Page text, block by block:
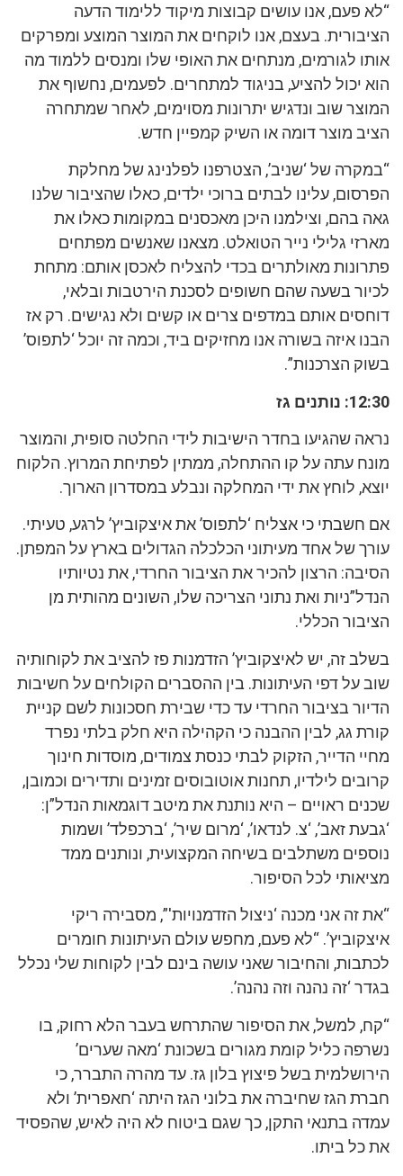
“לא פעם, אנו עושים קבוצות מיקוד ללימוד הדעה
הציבורית. בעצם, אנו לוקחים את המוצר המוצע ומפרקים
אותו לגורמים, מנתחים את האופי שלו ומנסים ללמוד מה
הוא יכול להציע, בניגוד למתחרים. לפעמים, נחשוף את
המוצר שוב ונדגיש יתרונות מסוימים, לאחר שמתחרה
הציב מוצר דומה או השיק קמפיין חדש.
“במקרה של ‘שניב’, הצטרפנו לפלנינג של מחלקת
הפרסום, עלינו לבתים ברוכי ילדים, כאלו שהציבור שלנו
גאה בהם, וצילמנו היכן מאכסנים במקומות כאלו את
מארזי גלילי נייר הטואלט. מצאנו שאנשים מפתחים
פתרונות מאולתרים בכדי להצליח לאכסן אותם: מתחת
לכיור בשעה שהם חשופים לסכנת הירטבות ובלאי,
דוחסים אותם במדפים צרים או קשים ולא נגישים. רק אז
הבנו איזה בשורה אנו מחזיקים ביד, וכמה זה יוכל ‘לתפוס’
בשוק הצרכנות”.
12:30: נותנים גז
נראה שהגיעו בחדר הישיבות לידי החלטה סופית, והמוצר
מונח עתה על קו ההתחלה, ממתין לפתיחת המרוץ. הלקוח
יוצא, לוחץ את ידי המחלקה ונבלע במסדרון הארוך.
אם חשבתי כי אצליח ‘לתפוס’ את איצקוביץ’ לרגע, טעיתי.
עורך של אחד מעיתוני הכלכלה הגדולים בארץ על המפתן.
הסיבה: הרצון להכיר את הציבור החרדי, את נטיותיו
הנדל”ניות ואת נתוני הצריכה שלו, השונים מהותית מן
הציבור הכללי.
בשלב זה, יש לאיצקוביץ’ הזדמנות פז להציב את לקוחותיה
שוב על דפי העיתונות. בין ההסברים הקולחים על חשיבות
הדיור בציבור החרדי עד כדי שבירת חסכונות לשם קניית
קורת גג, לבין ההבנה כי הקהילה היא חלק בלתי נפרד
מחיי הדייר, הזקוק לבתי כנסת צמודים, מוסדות חינוך
קרובים לילדיו, תחנות אוטובוסים זמינים ותדירים וכמובן,
שכנים ראויים – היא נותנת את מיטב דוגמאות הנדל”ן:
‘גבעת זאב’, ‘צ. לנדאו’, ‘מרום שיר’, ‘ברכפלד’ ושמות
נוספים משתלבים בשיחה המקצועית, ונותנים ממד
מציאותי לכל הסיפור.
“את זה אני מכנה ‘ניצול הזדמנויות'”, מסבירה ריקי
איצקוביץ’. “לא פעם, מחפש עולם העיתונות חומרים
לכתבות, והחיבור שאני עושה בינם לבין לקוחות שלי נכלל
בגדר ‘זה נהנה וזה נהנה’.
“קח, למשל, את הסיפור שהתרחש בעבר הלא רחוק, בו
נשרפה כליל קומת מגורים בשכונת ‘מאה שערים’
הירושלמית בשל פיצוץ בלון גז. עד מהרה התברר, כי
חברת הגז שחיברה את בלוני הגז היתה ‘חאפרית’ ולא
עמדה בתנאי התקן, כך שגם ביטוח לא היה לאיש, שהפסיד
את כל ביתו.